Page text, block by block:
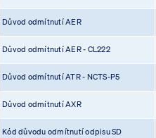
Důvod odmítnutí AER
Důvod odmítnutí AER - CL222
Důvod odmítnutí ATR - NCTS-P5
Důvod odmítnutí AXR
Kód důvodu odmítnutí odpisu SD